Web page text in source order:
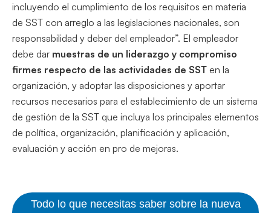
incluyendo el cumplimiento de los requisitos en materia
de SST con arreglo a las legislaciones nacionales, son
responsabilidad y deber del empleador”. El empleador
debe dar muestras de un liderazgo y compromiso
firmes respecto de las actividades de SST en la
organización, y adoptar las disposiciones y aportar
recursos necesarios para el establecimiento de un sistema
de gestión de la SST que incluya los principales elementos
de política, organización, planificación y aplicación,
evaluación y acción en pro de mejoras.
Todo lo que necesitas saber sobre la nueva